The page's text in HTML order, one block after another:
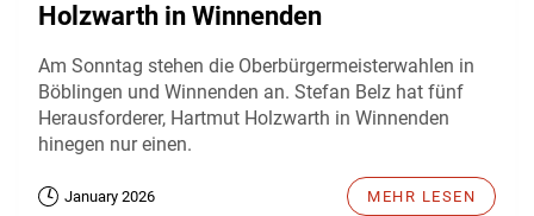
Holzwarth in Winnenden
Am Sonntag stehen die Oberbürgermeisterwahlen in
Böblingen und Winnenden an. Stefan Belz hat fünf
Herausforderer, Hartmut Holzwarth in Winnenden
hinegen nur einen.
January 2026 MEHR LESEN